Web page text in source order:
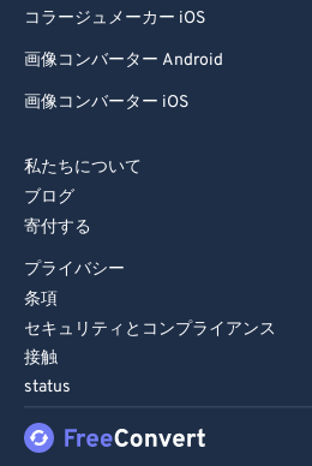
コラージュメーカー iOS
画像コンバーター Android
画像コンバーター iOS
私たちについて
ブログ
寄付する
プライバシー
条項
セキュリティとコンプライアンス
接触
status